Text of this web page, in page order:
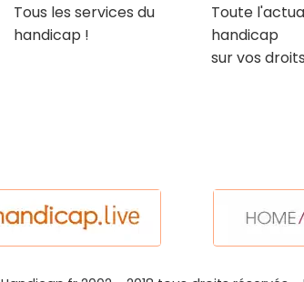
Tous les services du
handicap !
Toute
handicap
sur vos droits